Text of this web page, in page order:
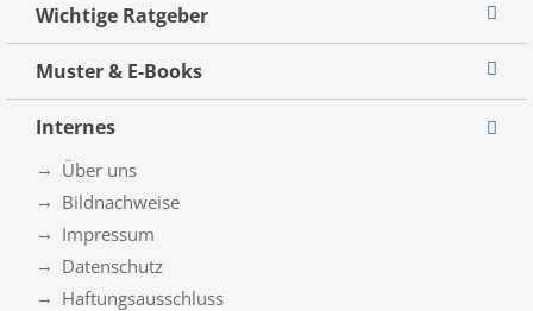
Wichtige Ratgeber
Muster & E-Books
Internes
Über uns
Bildnachweise
Impressum
Datenschutz
Haftungsausschluss